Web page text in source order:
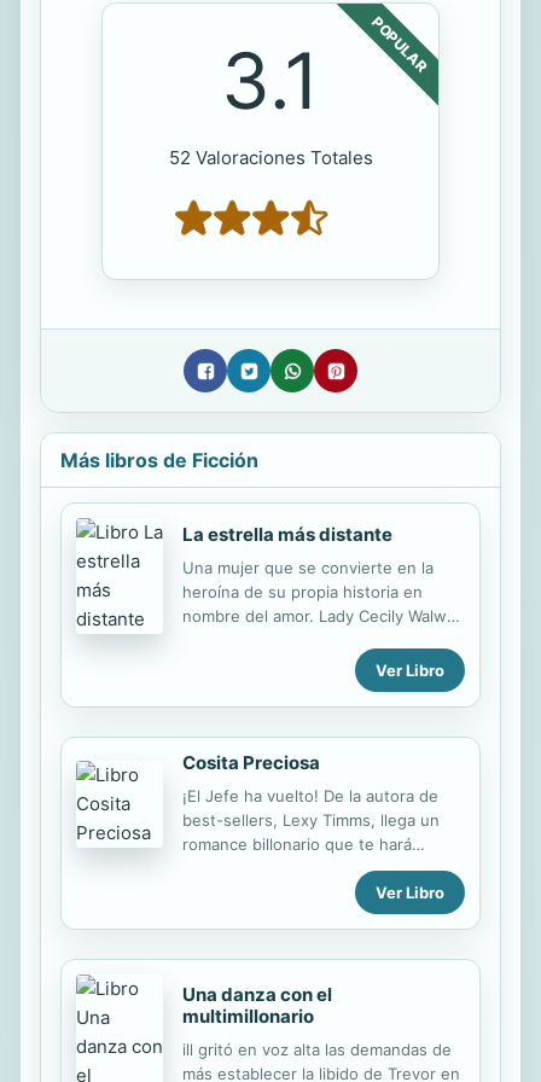
POPULAR
3.1
52 Valoraciones Totales
Más libros de Ficción
La estrella más distante
Una mujer que se convierte en la
heroína de su propia historia en
nombre del amor. Lady Cecily Walwyn
heroína de un cuento romántico.
Muchos incluso la consideran la
villana de su propia historia. No es
una rebelde ni se ha opuesto nunca
a los convencionalismos que rigen la
excepto una vez en que se dejó
guiar por su corazón, y varios años
después continúa pagando por ello.
Ahora está determinada a recuperar
el lugar que el escándalo le arrebató
y a convertirse en la reina de la
Ver Libro
Cosita Preciosa
¡El Jefe ha vuelto! De la autora de
best-sellers, Lexy Timms, llega un
romance billonario que te hará
desmayarte y enamorarte de nuevo.
“El éxito no es tener todo lo que
quieres, es tener todo lo que
hermosa esposa a punto de tener su
primer hijo, un club campestre al que
acuden los ricos y los famosos, el
con vivir. Y entonces Erica lo
Ver Libro
Una danza con el
multimillonario
ill gritó en voz alta las demandas de
más establecer la libido de Trevor en